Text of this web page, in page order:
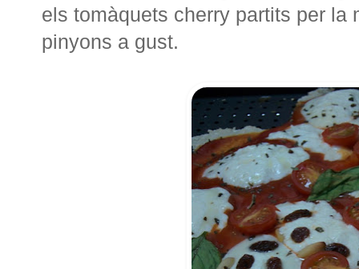
els tomàquets cherry partits per
pinyons a gust.